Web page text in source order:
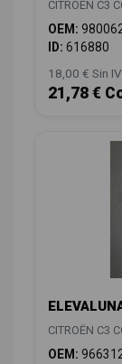
CITROËN C3
OEM:
ID: 616880
18,00 € Sin
21,78 €
CITROËN C3
OEM: